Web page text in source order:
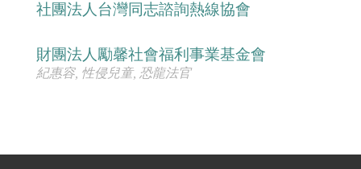
社團法人台灣同志諮詢熱線協會
財團法人勵馨社會福利事業基金會
紀惠容, 性侵兒童, 恐龍法官